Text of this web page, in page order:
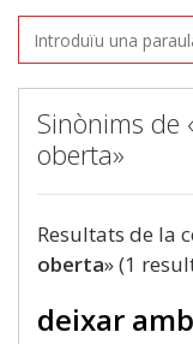
Sinònims de
oberta»
Resultats de la
oberta» (1
deixar